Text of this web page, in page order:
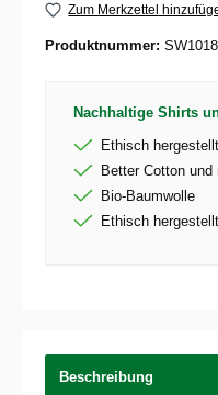
Zum Merkzettel
Produktnummer:
Nachhaltige Shirts
Ethisch
Better Cotton
Bio-Baumwolle
Ethisch hergestellt
Beschreibung